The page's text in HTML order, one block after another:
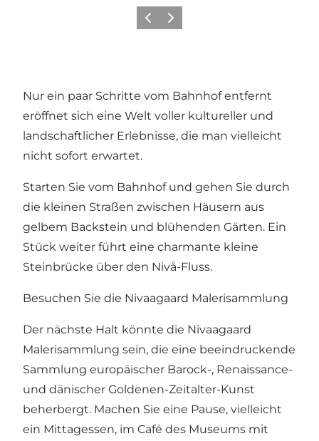
ZurückWeiter
Nur ein paar Schritte vom Bahnhof entfernt
eröffnet sich eine Welt voller kultureller und
landschaftlicher Erlebnisse, die man vielleicht
nicht sofort erwartet.
Starten Sie vom Bahnhof und gehen Sie durch
die kleinen Straßen zwischen Häusern aus
gelbem Backstein und blühenden Gärten. Ein
Stück weiter führt eine charmante kleine
Steinbrücke über den Nivå-Fluss.
Besuchen Sie die Nivaagaard Malerisammlung
Der nächste Halt könnte die Nivaagaard
Malerisammlung sein, die eine beeindruckende
Sammlung europäischer Barock-, Renaissance-
und dänischer Goldenen-Zeitalter-Kunst
beherbergt. Machen Sie eine Pause, vielleicht
ein Mittagessen, im Café des Museums mit